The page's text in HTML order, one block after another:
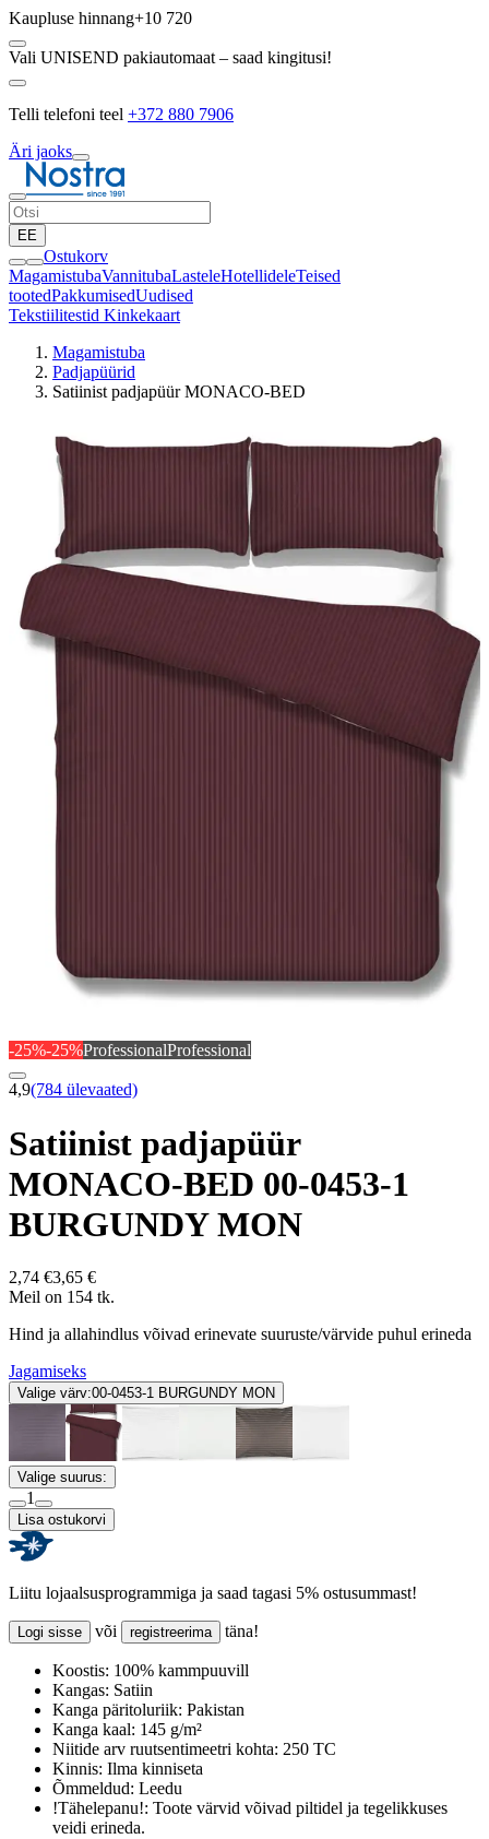
Kaupluse hinnang+10 720
Vali UNISEND pakiautomaat – saad kingitusi!
Telli telefoni teel +372 880 7906
Äri jaoks
EE
Ostukorv
MagamistubaVannitubaLasteleHotellideleTeised
tootedPakkumisedUudised
Tekstiilitestid Kinkekaart
Magamistuba
Padjapüürid
Satiinist padjapüür MONACO-BED
-25%-25%ProfessionalProfessional
4,9(784 ülevaated)
Satiinist padjapüür
MONACO-BED 00-0453-1
BURGUNDY MON
2,74 €3,65 €
Meil on 154 tk.
Hind ja allahindlus võivad erinevate suuruste/värvide puhul erineda
Jagamiseks
Valige värv:00-0453-1 BURGUNDY MON
Valige suurus:
1
Lisa ostukorvi
Liitu lojaalsusprogrammiga ja saad tagasi 5% ostusummast!
Logi sisse või registreerima täna!
Koostis: 100% kammpuuvill
Kangas: Satiin
Kanga päritoluriik: Pakistan
Kanga kaal: 145 g/m²
Niitide arv ruutsentimeetri kohta: 250 TC
Kinnis: Ilma kinniseta
Õmmeldud: Leedu
!Tähelepanu!: Toote värvid võivad piltidel ja tegelikkuses
veidi erineda.